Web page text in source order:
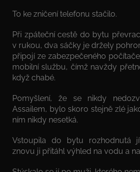
To ke zničení telefonu stačilo.
Při zpáteční cestě do bytu
v rukou, dva sáčky je držely
připojí ze zabezpečeného
mobilní službu, čímž navždy
když chabé.
Pomyšlení, že se nikdy
Assailem, bylo skoro stejně zlé
ním nikdy nesetká.
Vstoupila do bytu rozhodnutá
znovu ji přitáhl výhled na vodu a